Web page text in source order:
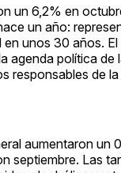
un 6,2% en
un año:
unos 30 años.
agenda política de
responsables de
aumentaron un
septiembre. Las